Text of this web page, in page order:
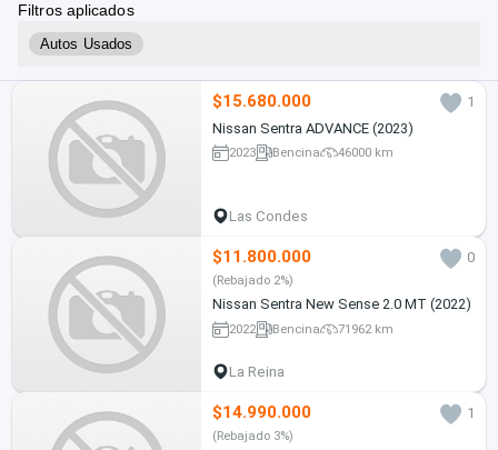
Filtros aplicados
Autos Usados
$15.680.000
1
Nissan Sentra ADVANCE (2023)
2023 Bencina 46000 km
Las Condes
$11.800.000 0
(Rebajado 2%)
Nissan Sentra New Sense 2.0 MT (2022)
2022 Bencina 71962 km
La Reina
$14.990.000 1
(Rebajado 3%)